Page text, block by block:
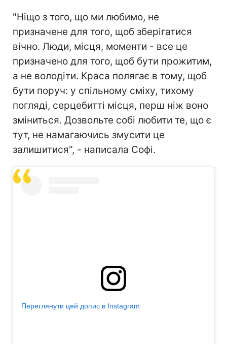
"Ніщо з того, що ми любимо, не
призначене для того, щоб зберігатися
вічно. Люди, місця, моменти - все це
призначено для того, щоб бути прожитим,
а не володіти. Краса полягає в тому, щоб
бути поруч: у спільному сміху, тихому
погляді, серцебитті місця, перш ніж воно
зміниться. Дозвольте собі любити те, що є
тут, не намагаючись змусити це
залишитися", - написала Софі.
Переглянути цей допис в Instagram